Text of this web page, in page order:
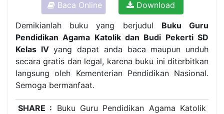
Baca Online Download
Demikianlah buku yang berjudul Buku Guru
Pendidikan Agama Katolik dan Budi Pekerti SD
Kelas IVyang dapat anda baca maupun unduh
secara gratis dan legal, karena buku ini diterbitkan
langsung oleh Kementerian Pendidikan Nasional.
Semoga bermanfaat.
SHARE : Buku Guru Pendidikan Agama Katolik